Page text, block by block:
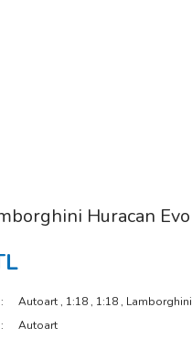
Huracan Evo
Autoart , 1:18 , 1:18 , Lamborghini
Autoart